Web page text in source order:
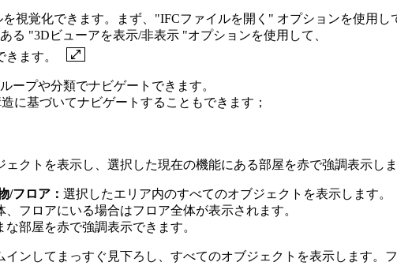
視覚化できます。まず、"IFCファイルを開く" オプションを使用し
る "3Dビューアを表示/非表示 "オプションを使用して、
きます。
ープや分類でナビゲートできます。
に基づいてナビゲートすることもできます；
クトを表示し、選択した現在の機能にある部屋を赤で強調表示しま
/フロア： 選択したエリア内のすべてのオブジェクトを表示します。
フロアにいる場合はフロア全体が表示されます。
部屋を赤で強調表示できます。
インしてまっすぐ見下ろし、すべてのオブジェクトを表示します。